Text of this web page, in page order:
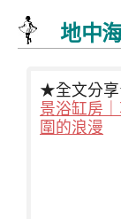
地中
★全文分
景浴缸房
圍的浪漫